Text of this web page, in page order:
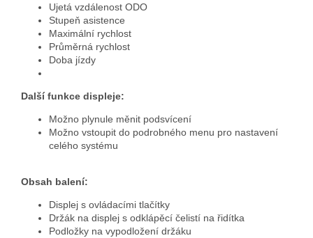
Ujetá vzdálenost ODO
Stupeň asistence
Maximální rychlost
Průměrná rychlost
Doba jízdy
Další funkce displeje:
Možno plynule měnit podsvícení
Možno vstoupit do podrobného menu pro nastavení
celého systému
Obsah balení:
Displej s ovládacími tlačítky
Držák na displej s odklápěcí čelistí na řidítka
Podložky na vypodložení držáku